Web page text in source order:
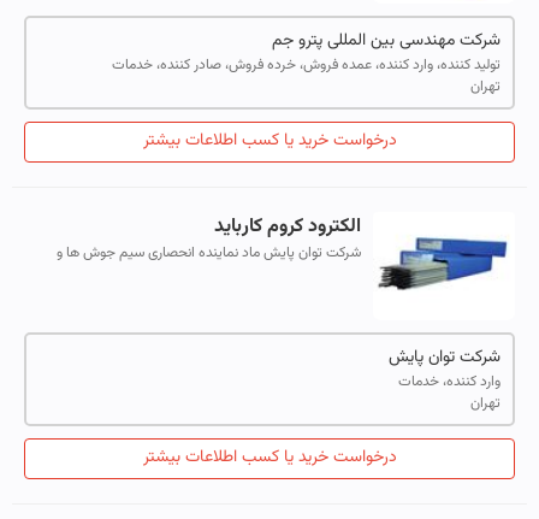
شرکت مهندسی بین المللی پترو جم
تولید کننده، وارد کننده، عمده فروش، خرده فروش، صادر کننده، خدمات
تهران
درخواست خرید یا کسب اطلاعات بیشتر
الکترود کروم کارباید
شرکت توان پایش ماد نماینده انحصاری سیم جوش ها و
شرکت توان پایش
وارد کننده، خدمات
تهران
درخواست خرید یا کسب اطلاعات بیشتر